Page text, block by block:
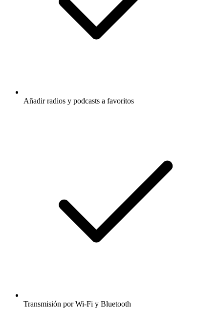
Añadir radios y podcasts a favoritos
Transmisión por Wi-Fi y Bluetooth